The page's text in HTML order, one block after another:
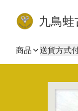
九鳥
商品 送貨方式